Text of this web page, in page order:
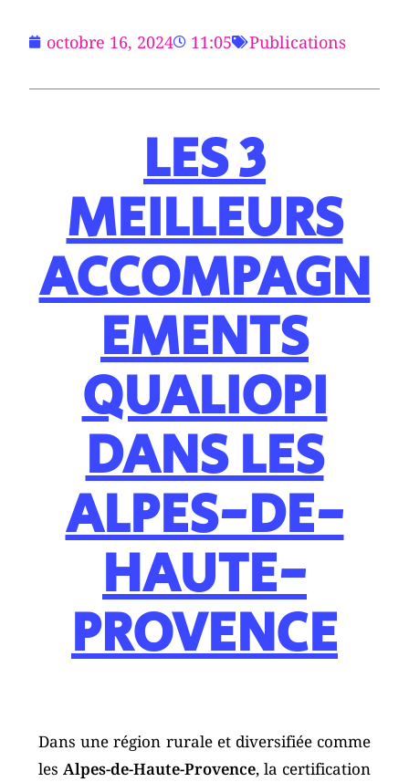
octobre 16, 2024 11:05 Publications
LES 3
MEILLEURS
ACCOMPAGN
EMENTS
QUALIOPI
DANS LES
ALPES-DE-
HAUTE-
PROVENCE
Dans une région rurale et diversifiée comme
lesAlpes-de-Haute-Provence, la certification